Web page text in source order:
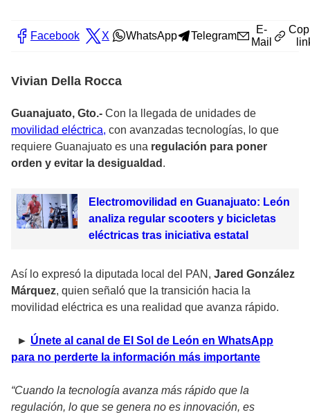
Facebook X WhatsApp Telegram
E-
Mail
Vivian Della Rocca
Guanajuato, Gto.- Con la llegada de unidades de
movilidad eléctrica, con avanzadas tecnologías, lo que
requiere Guanajuato es una regulación para poner
orden y evitar la desigualdad .
Electromovilidad en Guanajuato: León
analiza regular scooters y bicicletas
eléctricas tras iniciativa estatal
Así lo expresó la diputada local del PAN, Jared González
Márquez, quien señaló que la transición hacia la
movilidad eléctrica es una realidad que avanza rápido.
► Únete al canal de El Sol de León en WhatsApp
para no perderte la información más importante
“Cuando la tecnología avanza más rápido que la
regulación, lo que se genera no es innovación, es